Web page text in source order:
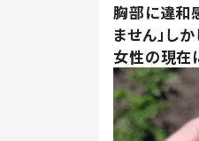
胸部に違和
ません」し
女性の現在